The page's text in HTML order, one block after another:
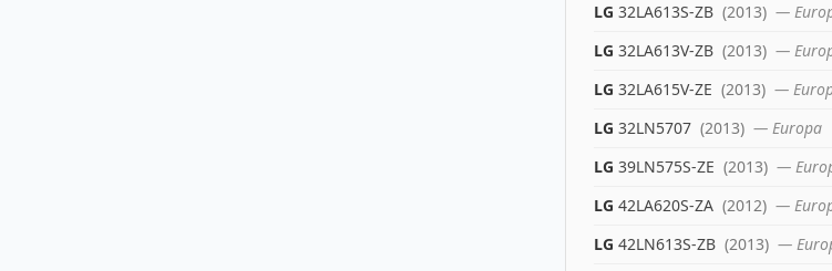
LG 32LA613S-ZB (2013) —
LG 32LA613V-ZB (2013) —
LG 32LA615V-ZE (2013) —
LG 32LN5707 (2013) — Europa
LG 39LN575S-ZE (2013) —
LG 42LA620S-ZA (2012) —
LG 42LN613S-ZB (2013) —